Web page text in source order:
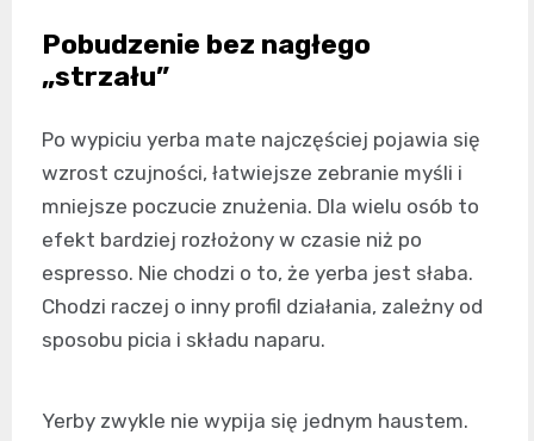
Pobudzenie bez nagłego
„strzału”
Po wypiciu yerba mate najczęściej pojawia się
wzrost czujności, łatwiejsze zebranie myśli i
mniejsze poczucie znużenia. Dla wielu osób to
efekt bardziej rozłożony w czasie niż po
espresso. Nie chodzi o to, że yerba jest słaba.
Chodzi raczej o inny profil działania, zależny od
sposobu picia i składu naparu.
Yerby zwykle nie wypija się jednym haustem.